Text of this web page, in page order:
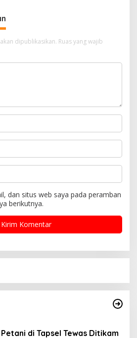
dipublikasikan. Ruas yang wajib
dan situs web saya pada peramban
berikutnya.
di Tapsel Tewas Ditikam